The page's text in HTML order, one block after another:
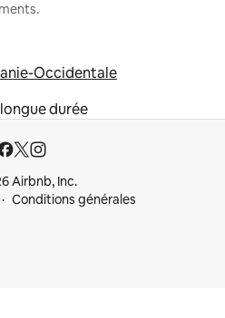
Occidentale
durée
Airbnb, Inc.
Conditions générales